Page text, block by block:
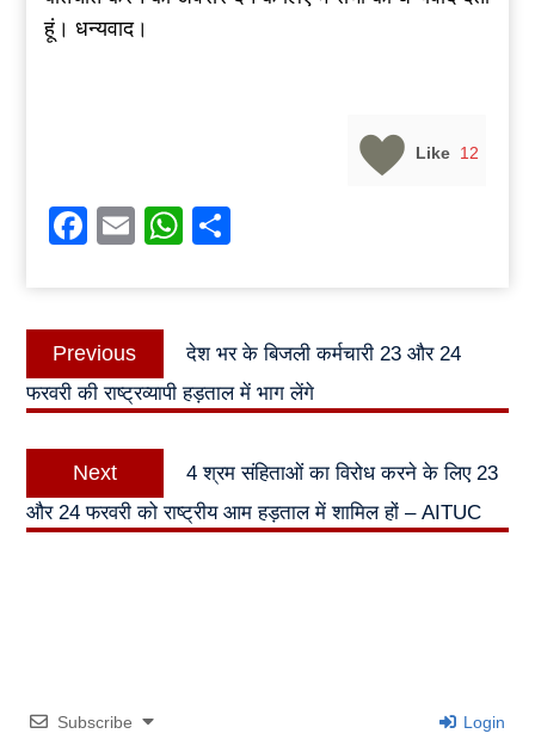
हूं। धन्यवाद।
Like 12
Facebook
EmailWhatsApp
Post
navigation
Previous
Previous
post:
देश भर के बिजली कर्मचारी 23 और 24
फरवरी की राष्ट्रव्यापी हड़ताल में भाग लेंगे
Next
post:
4 श्रम संहिताओं का विरोध करने के लिए 23
और 24 फरवरी को राष्ट्रीय आम हड़ताल में शामिल हों – AITUC
Subscribe Login